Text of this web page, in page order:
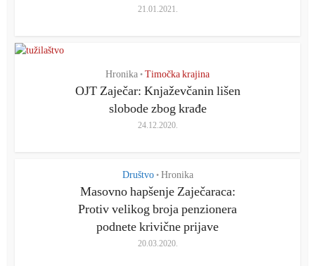
21.01.2021.
Hronika • Timočka krajina
OJT Zaječar: Knjaževčanin lišen
slobode zbog krađe
24.12.2020.
Društvo • Hronika
Masovno hapšenje Zaječaraca:
Protiv velikog broja penzionera
podnete krivične prijave
20.03.2020.